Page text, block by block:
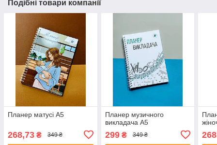
Подібні товари компанії
Планер матусі А5
268,73 ₴ 349 ₴
Планер музичного
викладача А5
299₴ 349 ₴